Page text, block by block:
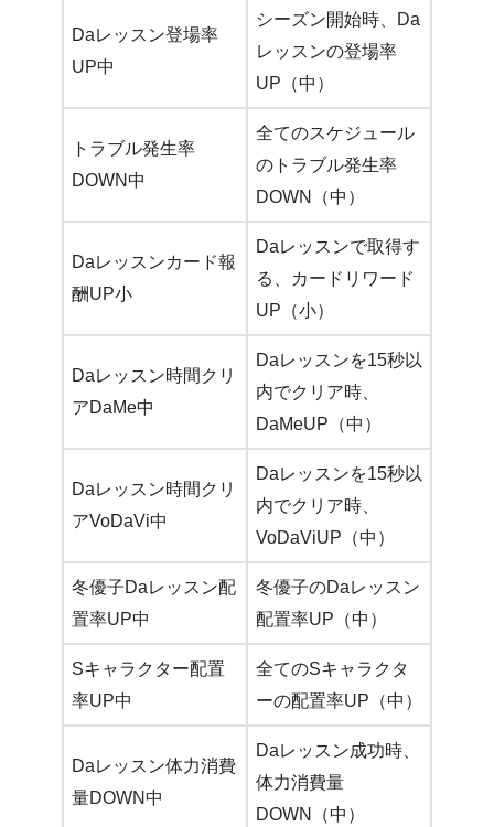
Daレッスン登場率
UP中
シーズン開始時、Da
レッスンの登場率
UP（中）
トラブル発生率
DOWN中
全てのスケジュール
のトラブル発生率
DOWN（中）
Daレッスンカード報
酬UP小
Daレッスンで取得す
る、カードリワード
UP（小）
Daレッスン時間クリ
アDaMe中
Daレッスンを15秒以
内でクリア時、
DaMeUP（中）
Daレッスン時間クリ
アVoDaVi中
Daレッスンを15秒以
内でクリア時、
VoDaViUP（中）
冬優子Daレッスン配
置率UP中
冬優子のDaレッスン
配置率UP（中）
Sキャラクター配置
率UP中
全てのSキャラクタ
ーの配置率UP（中）
Daレッスン体力消費
量DOWN中
Daレッスン成功時、
体力消費量
DOWN（中）